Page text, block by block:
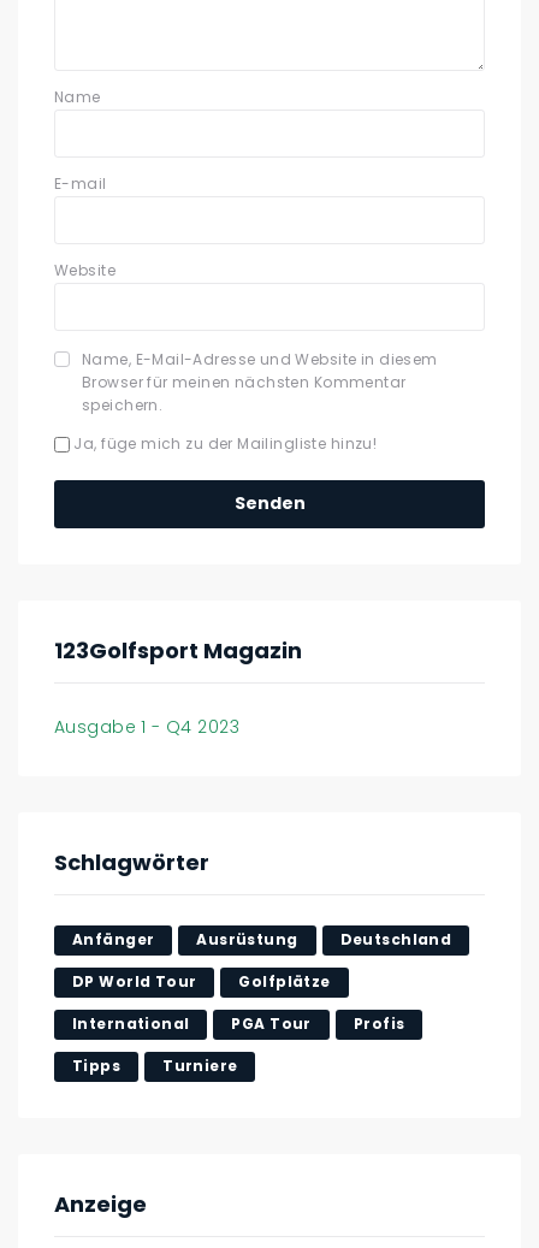
Name
E-mail
Website
Name, E-Mail-Adresse und Website in diesem
Browser für meinen nächsten Kommentar
speichern.
Ja, füge mich zu der Mailingliste hinzu!
123Golfsport Magazin
Ausgabe 1 - Q4 2023
Schlagwörter
Anfänger Ausrüstung Deutschland
DP World Tour Golfplätze
International PGA Tour Profis
Tipps Turniere
Anzeige